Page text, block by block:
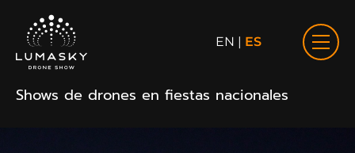
EN | ES
Shows de drones en fiestas nacionales